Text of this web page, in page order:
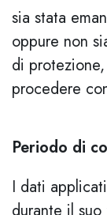
sia stata
oppure non
di
procedere
Periodo di
I dati